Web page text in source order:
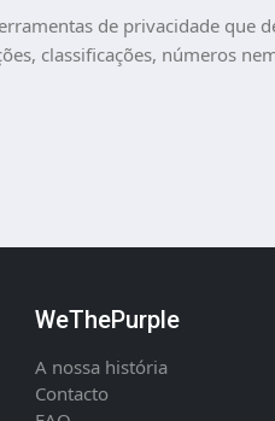
de privacidade que
classificações, números
WeThePurple
A nossa história
Contacto